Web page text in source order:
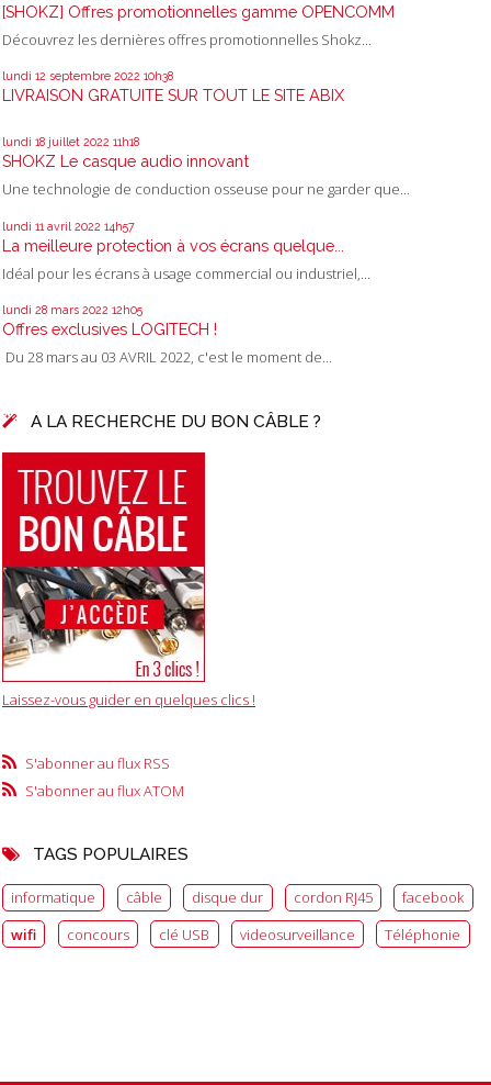
[SHOKZ] Offres promotionnelles gamme OPENCOMM
Découvrez les dernières offres promotionnelles Shokz...
lundi 12 septembre 2022 10h38
LIVRAISON GRATUITE SUR TOUT LE SITE ABIX
lundi 18 juillet 2022 11h18
SHOKZ Le casque audio innovant
Une technologie de conduction osseuse pour ne garder que...
lundi 11 avril 2022 14h57
La meilleure protection à vos écrans quelque...
Idéal pour les écrans à usage commercial ou industriel,...
lundi 28 mars 2022 12h05
Offres exclusives LOGITECH !
Du 28 mars au 03 AVRIL 2022, c'est le moment de...
A LA RECHERCHE DU BON CÂBLE ?
Laissez-vous guider en quelques clics !
S'abonner au flux RSS
S'abonner au flux ATOM
TAGS POPULAIRES
informatique câble disque dur cordon RJ45
facebook
wifi
concours clé USB videosurveillance Téléphonie